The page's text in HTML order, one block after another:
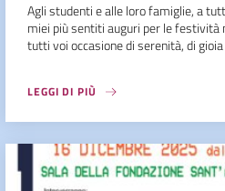
Agli studenti e alle loro famiglie, a
miei più sentiti auguri per le festività
tutti voi occasione di serenità, di
LEGGI DI PIÙ